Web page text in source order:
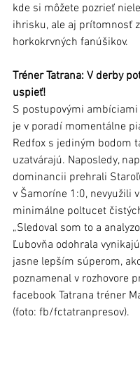
kde si môžete pozrieť
ihrisku, ale aj prítomnosť
horkokrvných fanúšikov.
Tréner Tatrana: V derby
uspieť!
S postupovými
je v poradí momentálne
Redfox s jediným bodom
uzatvárajú. Naposledy,
dominancii prehrali
v Šamoríne 1:0, nevyužili
minimálne poltucet
„Sledoval som to a
Ľubovňa odohrala
jasne lepším súperom,
poznamenal v rozhovore
facebook Tatrana tréner
(foto: fb/fctatranpresov).